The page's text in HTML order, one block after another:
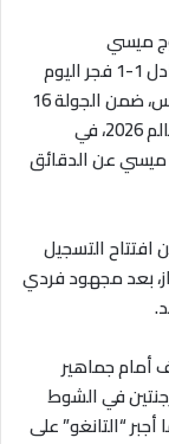
ميسي
المبكرانتهت مباراة الأرجنتين ضد كولومبيا بالتعادل 1-1 فجر اليوم
الأربعاء على ملعب “مونيمونتال” في بوينس آيرس، ضمن الجولة 16
من تصفيات أمريكا الجنوبية المؤهلة لكأس العالم 2026، في
ميسي عن الدقائق
التسجيل
دياز، بعد مجهود فردي
أمام جماهير
في الشوط
إنزو فيرنانديز في الدقيقة 70، مما أجبر “التانغو” على